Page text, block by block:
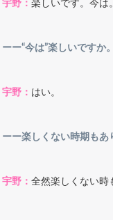
宇野： 楽しいです。今は。
ーー“今は”楽しいですか
宇野： はい。
ーー楽しくない時期も
宇野： 全然楽しくない時